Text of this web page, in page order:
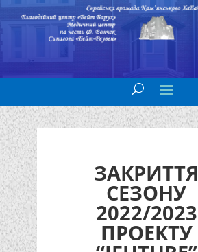
ЗАКРИТТЯ
СЕЗОНУ
2022/2023
ПРОЕКТУ